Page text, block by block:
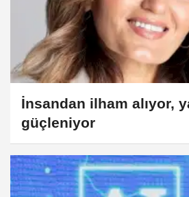
İnsandan ilham alıyor,
güçleniyor